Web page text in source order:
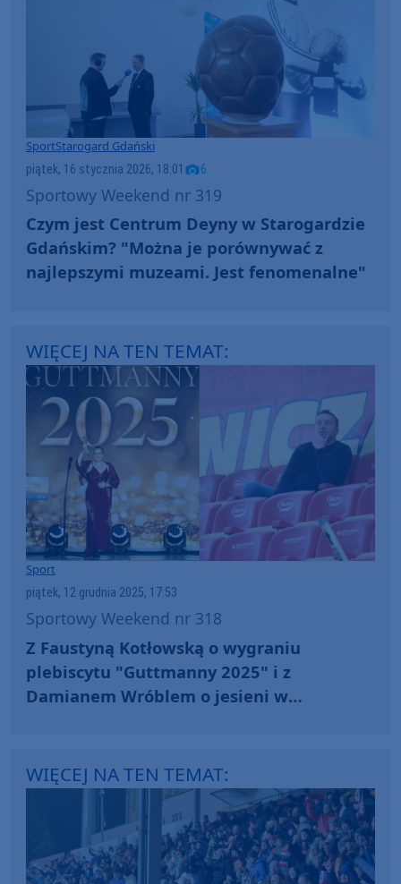
SportStarogard Gdański
piątek, 16 stycznia 2026, 18:01 6
Sportowy Weekend nr 319
Czym jest Centrum Deyny w Starogardzie
Gdańskim? "Można je porównywać z
najlepszymi muzeami. Jest fenomenalne"
WIĘCEJ NA TEN TEMAT:
Sport
piątek, 12 grudnia 2025, 17:53
Sportowy Weekend nr 318
Z Faustyną Kotłowską o wygraniu
plebiscytu "Guttmanny 2025" i z
Damianem Wróblem o jesieni w
WIĘCEJ NA TEN TEMAT: